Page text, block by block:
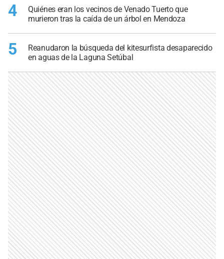
4
Quiénes eran los vecinos de Venado Tuerto que
murieron tras la caída de un árbol en Mendoza
5
Reanudaron la búsqueda del kitesurfista desaparecido
en aguas de la Laguna Setúbal